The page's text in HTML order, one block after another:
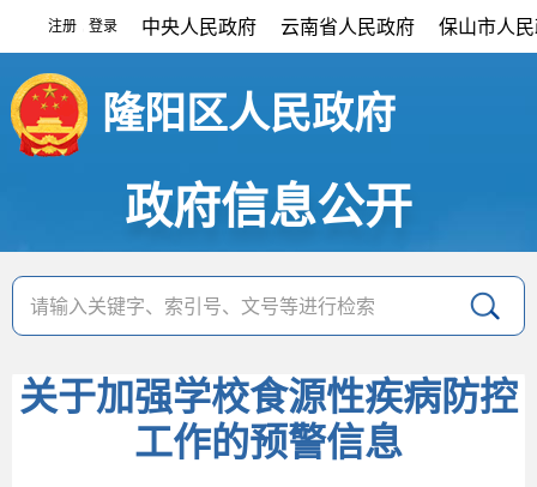
注册 登录 中央人民政府 云南省人民政府 保山市人
隆阳区人民政府
政府信息公开
关于加强学校食源性疾病防控
工作的预警信息